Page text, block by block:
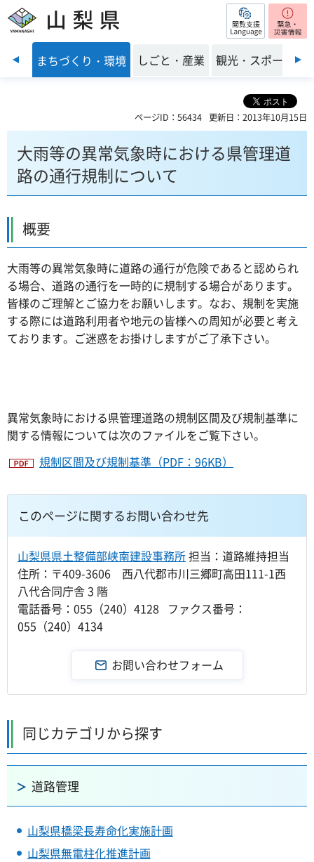
山梨県 閲覧支援
祉 まちづくり・環境 しごと・産業 観光・スポーツ
ページID：56434 更新日：2013年10月15日
大雨等の異常気象時における県管理道
路の通行規制について
概要
大雨等の異常気象時に道路の通行が危険であると認められ
る場合、道路の通行を一時的に規制する場合があります。
皆様のご理解とご協力をお願いします。なお、規制を実施
する際には道路利用者や地元の皆様への周知が必要と考え
ております。ご迷惑をお掛けしますがご了承下さい。
異常気象時における県管理道路の規制区間及び規制基準に
関する情報については次のファイルをご覧下さい。
規制区間及び規制基準（PDF：96KB）
このページに関するお問い合わせ先
山梨県県土整備部峡南建設事務所担当：道路維持担当
住所：〒409-3606 西八代郡市川三郷町高田111-1西
八代合同庁舎 3 階
電話番号：055（240）4128 ファクス番号：
055（240）4134
同じカテゴリから探す
道路管理
山梨県橋梁長寿命化実施計画
山梨県無電柱化推進計画